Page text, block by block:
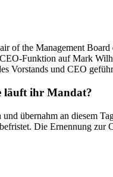
the Management
Funktion auf Mark
und CEO
läuft ihr Mandat?
übernahm an diesem
Die Ernennung